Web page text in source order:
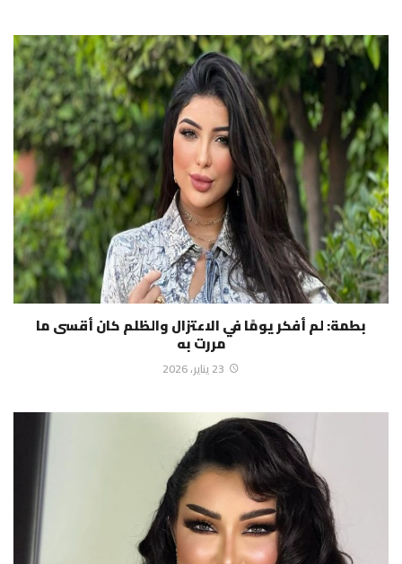
بطمة: لم أفكر يومًا في الاعتزال والظلم كان أقسى ما
مررت به
23 يناير، 2026